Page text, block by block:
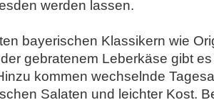
werden lassen.
bayerischen Klassikern wie
gebratenem Leberkäse gibt
kommen wechselnde
Salaten und leichter Kost.